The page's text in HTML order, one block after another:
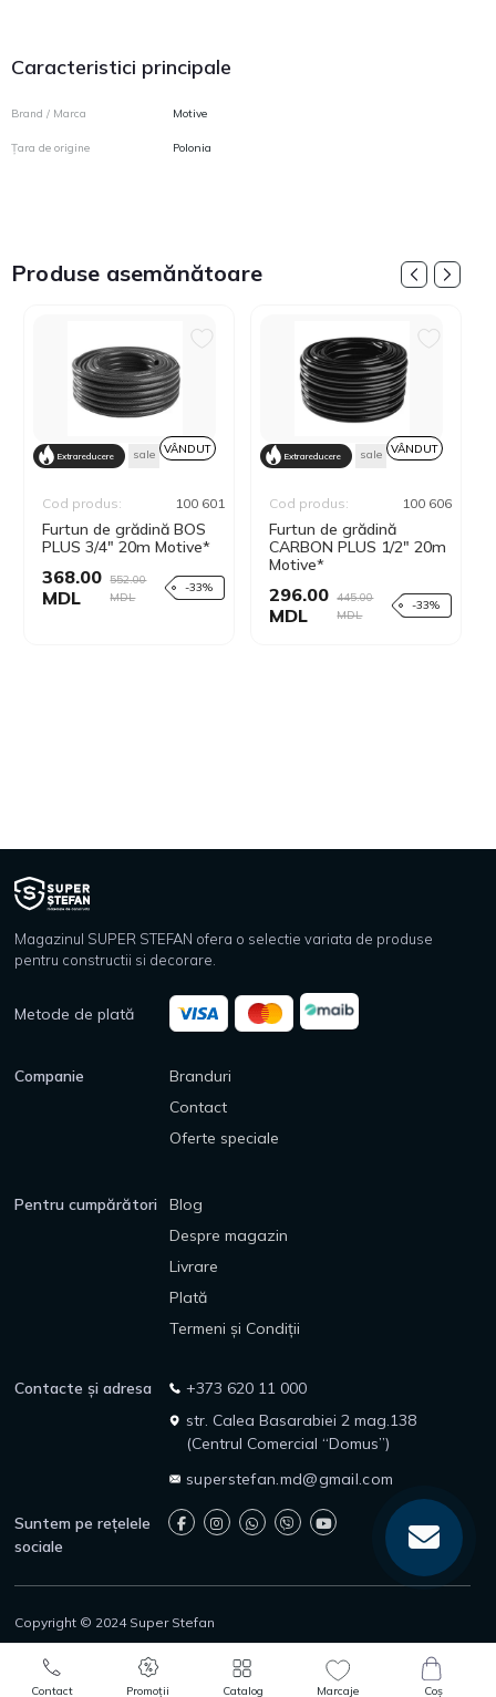
Contact Promoții Catalog Marcaje
0
Coș
Caracteristici principale
Brand / Marca Motive
Țara de origine Polonia
Produse asemănătoare
Extrareducere sale VÂNDUT
Furtun de grădină BOS
PLUS 3/4" 20m Motive*
Cod produs: 100 601
368.00
MDL
552.00
MDL
-33%
Extrareducere sale VÂNDUT
Furtun de grădină
CARBON PLUS 1/2" 20m
Motive*
Cod produs: 100 606
296.00
MDL
445.00
MDL
-33%
Magazinul SUPER STEFAN ofera o selectie variata de produse
pentru constructii si decorare.
Metode de plată
Companie
Branduri
Contact
Oferte speciale
Pentru cumpărători
Blog
Despre magazin
Livrare
Plată
Termeni și Condiții
Contacte și adresa
+373 620 11 000
str. Calea Basarabiei 2 mag.138
(Centrul Comercial “Domus”)
superstefan.md@gmail.com
Suntem pe rețelele
sociale
Copyright © 2024 Super Stefan
Politica de confidențialitate
Politica de returnare
Protecția consumatorilor